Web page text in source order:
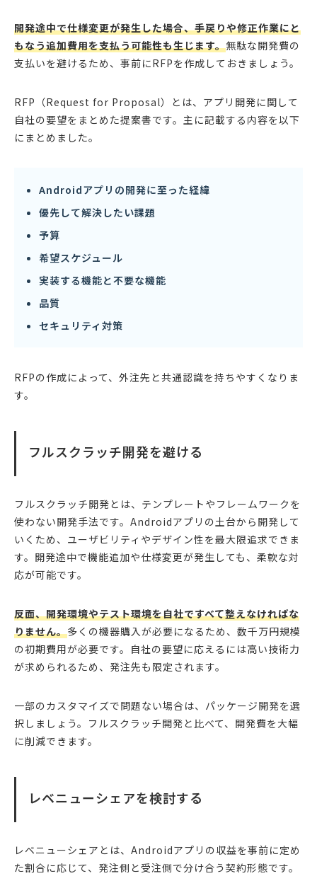
開発途中で仕様変更が発生した場合、手戻りや修正作業にと
もなう追加費用を支払う可能性も生じます。無駄な開発費の
支払いを避けるため、事前にRFPを作成しておきましょう。
RFP（Request for Proposal）とは、アプリ開発に関して
自社の要望をまとめた提案書です。主に記載する内容を以下
にまとめました。
Androidアプリの開発に至った経緯
優先して解決したい課題
予算
希望スケジュール
実装する機能と不要な機能
品質
セキュリティ対策
RFPの作成によって、外注先と共通認識を持ちやすくなりま
す。
フルスクラッチ開発を避ける
フルスクラッチ開発とは、テンプレートやフレームワークを
使わない開発手法です。Androidアプリの土台から開発して
いくため、ユーザビリティやデザイン性を最大限追求できま
す。開発途中で機能追加や仕様変更が発生しても、柔軟な対
応が可能です。
反面、開発環境やテスト環境を自社ですべて整えなければな
りません。多くの機器購入が必要になるため、数千万円規模
の初期費用が必要です。自社の要望に応えるには高い技術力
が求められるため、発注先も限定されます。
一部のカスタマイズで問題ない場合は、パッケージ開発を選
択しましょう。フルスクラッチ開発と比べて、開発費を大幅
に削減できます。
レベニューシェアを検討する
レベニューシェアとは、Androidアプリの収益を事前に定め
た割合に応じて、発注側と受注側で分け合う契約形態です。